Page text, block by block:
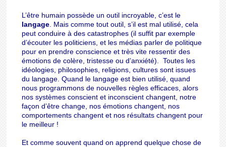
L’être humain possède un outil incroyable, c’est le
langage . Mais comme tout outil, s’il est mal utilisé, cela
peut conduire à des catastrophes (il suffit par exemple
d’écouter les politiciens, et les médias parler de politique
pour en prendre conscience et très vite ressentir des
émotions de colère, tristesse ou d’anxiété). Toutes les
idéologies, philosophies, religions, cultures sont issues
du langage. Quand le langage est bien utilisé, quand
nous programmons de nouvelles règles efficaces, alors
nos systèmes conscient et inconscient changent, notre
façon d’être change, nos émotions changent, nos
comportements changent et nos résultats changent pour
le meilleur !
Et comme souvent quand on apprend quelque chose de